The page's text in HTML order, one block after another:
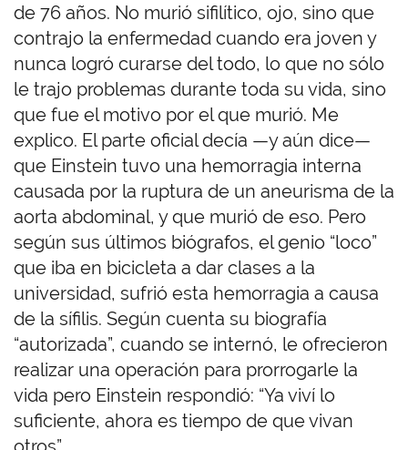
de 76 años. No murió sifilítico, ojo, sino que
contrajo la enfermedad cuando era joven y
nunca logró curarse del todo, lo que no sólo
le trajo problemas durante toda su vida, sino
que fue el motivo por el que murió. Me
explico. El parte oficial decía —y aún dice—
que Einstein tuvo una hemorragia interna
causada por la ruptura de un aneurisma de la
aorta abdominal, y que murió de eso. Pero
según sus últimos biógrafos, el genio “loco”
que iba en bicicleta a dar clases a la
universidad, sufrió esta hemorragia a causa
de la sífilis. Según cuenta su biografía
“autorizada”, cuando se internó, le ofrecieron
realizar una operación para prorrogarle la
vida pero Einstein respondió: “Ya viví lo
suficiente, ahora es tiempo de que vivan